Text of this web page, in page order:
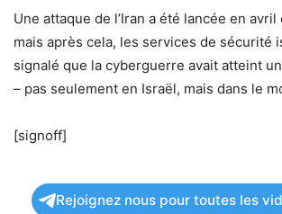
Une attaque de l’Iran a été lancée en avril
mais après cela, les services de sécurité
signalé que la cyberguerre avait atteint
– pas seulement en Israël, mais dans le
[signoff]
Rejoignez nous pour toutes les